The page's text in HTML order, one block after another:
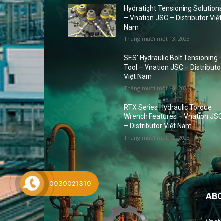
Hydratight Tensioning
– Vnation JSC – Distributor
Nam
Tháng mười một 13, 2023
SES’ Hydraulic Bolt Tensioning
Tool – Vnation JSC –
Việt Nam
Tháng mười một 13, 2023
RTX Series Hydraulic Torque
Wrench Features – Vnation
– Distributor Việt Nam
Tháng mười một 13, 2023
0939021319